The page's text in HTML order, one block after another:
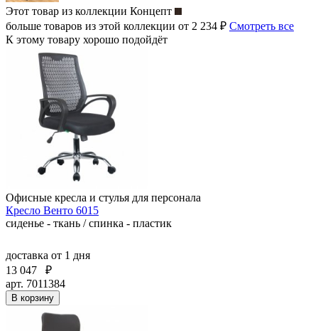
Этот товар из коллекции Концепт
больше товаров из этой коллекции от 2 234 ₽ Смотреть все
К этому товару хорошо подойдёт
Офисные кресла и стулья для персонала
Кресло Венто 6015
сиденье - ткань / спинка - пластик
доставка от 1 дня
13 047
₽
арт. 7011384
В корзину